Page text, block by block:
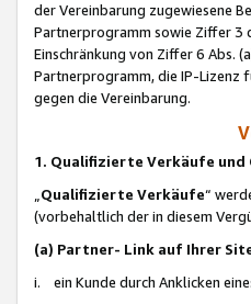
der Vereinbarung zugewiesene
Partnerprogramm sowie Ziffer 3
Einschränkung von Ziffer 6 Abs.
Partnerprogramm, die IP-Lizenz
gegen die Vereinbarung.
1. Qualifizierte Verkäufe
Qualifizierte Verkäufe“
(vorbehaltlich der in diesem
(a) Partner- Link auf Ihrer
i. ein Kunde durch Anklicken